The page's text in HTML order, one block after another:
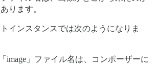
ります。
インスタンスでは次のようになりま
image」ファイル名は、コンポーザーに